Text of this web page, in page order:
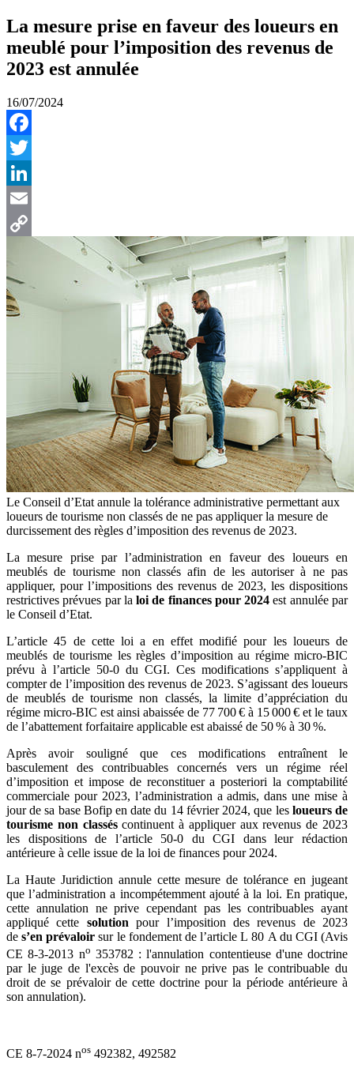
La mesure prise en faveur des loueurs en
meublé pour l’imposition des revenus de
2023 est annulée
16/07/2024
Facebook
Twitter
LinkedIn
Email
Link
Le Conseil d’Etat annule la tolérance administrative permettant aux
loueurs de tourisme non classés de ne pas appliquer la mesure de
durcissement des règles d’imposition des revenus de 2023.
La mesure prise par l’administration en faveur des loueurs en
meublés de tourisme non classés afin de les autoriser à ne pas
appliquer, pour l’impositions des revenus de 2023, les dispositions
restrictives prévues par laloi de finances pour 2024 est annulée par
le Conseil d’Etat.
L’article 45 de cette loi a en effet modifié pour les loueurs de
meublés de tourisme les règles d’imposition au régime micro-BIC
prévu à l’article 50-0 du CGI. Ces modifications s’appliquent à
compter de l’imposition des revenus de 2023. S’agissant des loueurs
de meublés de tourisme non classés, la limite d’appréciation du
régime micro-BIC est ainsi abaissée de 77 700 € à 15 000 € et le taux
de l’abattement forfaitaire applicable est abaissé de 50 % à 30 %.
Après avoir souligné que ces modifications entraînent le
basculement des contribuables concernés vers un régime réel
d’imposition et impose de reconstituer a posteriori la comptabilité
commerciale pour 2023, l’administration a admis, dans une mise à
jour de sa base Bofip en date du 14 février 2024, que les loueurs de
tourisme non classéscontinuent à appliquer aux revenus de 2023
les dispositions de l’article 50-0 du CGI dans leur rédaction
antérieure à celle issue de la loi de finances pour 2024.
La Haute Juridiction annule cette mesure de tolérance en jugeant
que l’administration a incompétemment ajouté à la loi. En pratique,
cette annulation ne prive cependant pas les contribuables ayant
appliqué cette solution pour l’imposition des revenus de 2023
des’en prévaloir sur le fondement de l’article L 80 A du CGI (Avis
CE 8-3-2013 no 353782 : l'annulation contentieuse d'une doctrine
par le juge de l'excès de pouvoir ne prive pas le contribuable du
droit de se prévaloir de cette doctrine pour la période antérieure à
son annulation).
CE 8-7-2024 nos 492382, 492582